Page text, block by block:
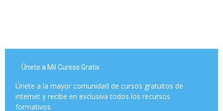
Únete a Mil Cursos Gratis
Únete a la mayor comunidad de cursos gratuitos de
internet y recibe en exclusiva todos los recursos
formativos